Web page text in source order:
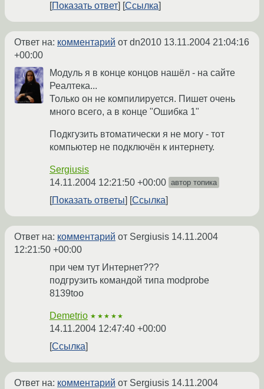
Показать ответ
Ссылка
Ответ на: комментарий от dn2010 13.11.2004 21:04:16
+00:00
Модуль я в конце концов нашёл - на сайте
Реалтека...
Только он не компилируется. Пишет очень
много всего, а в конце "Ошибка 1"
Подкгузить втоматически я не могу - тот
компьютер не подключён к интернету.
Sergiusis
14.11.2004 12:21:50 +00:00 автор топика
Показать ответы Ссылка
Ответ на: комментарий от Sergiusis 14.11.2004
12:21:50 +00:00
при чем тут Интернет???
подгрузить командой типа modprobe
8139too
Demetrio ★★★★★
14.11.2004 12:47:40 +00:00
Ссылка
Ответ на: комментарий от Sergiusis 14.11.2004